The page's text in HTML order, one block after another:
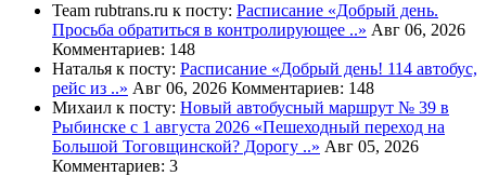
Team rubtrans.ru к посту: Расписание «Добрый день.
Просьба обратиться в контролирующее ..» Авг 06, 2026
Комментариев: 148
Наталья к посту: Расписание «Добрый день! 114 автобус,
рейс из ..» Авг 06, 2026 Комментариев: 148
Михаил к посту: Новый автобусный маршрут № 39 в
Рыбинске с 1 августа 2026 «Пешеходный переход на
Большой Тоговщинской? Дорогу ..» Авг 05, 2026
Комментариев: 3